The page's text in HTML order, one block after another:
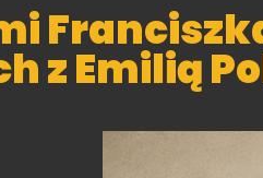
z Emilią